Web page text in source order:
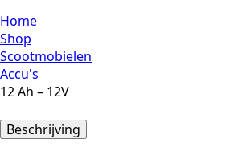
Home
Shop
Scootmobielen
Accu's
12 Ah – 12V
Beschrijving